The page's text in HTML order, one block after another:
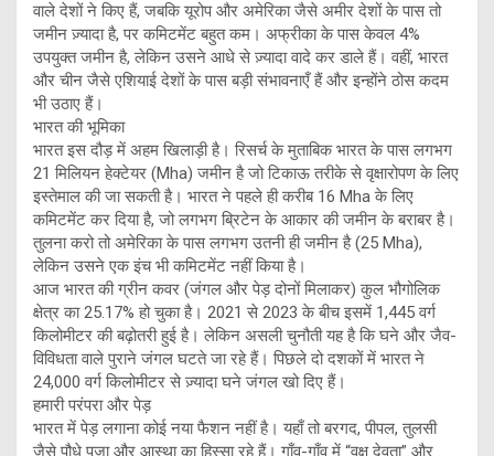
वाले देशों ने किए हैं, जबकि यूरोप और अमेरिका जैसे अमीर देशों के पास तो
जमीन ज़्यादा है, पर कमिटमेंट बहुत कम। अफ्रीका के पास केवल 4%
उपयुक्त जमीन है, लेकिन उसने आधे से ज़्यादा वादे कर डाले हैं। वहीं, भारत
और चीन जैसे एशियाई देशों के पास बड़ी संभावनाएँ हैं और इन्होंने ठोस कदम
भी उठाए हैं।
भारत की भूमिका
भारत इस दौड़ में अहम खिलाड़ी है। रिसर्च के मुताबिक भारत के पास लगभग
21 मिलियन हेक्टेयर (Mha) जमीन है जो टिकाऊ तरीके से वृक्षारोपण के लिए
इस्तेमाल की जा सकती है। भारत ने पहले ही करीब 16 Mha के लिए
कमिटमेंट कर दिया है, जो लगभग ब्रिटेन के आकार की जमीन के बराबर है।
तुलना करो तो अमेरिका के पास लगभग उतनी ही जमीन है (25 Mha),
लेकिन उसने एक इंच भी कमिटमेंट नहीं किया है।
आज भारत की ग्रीन कवर (जंगल और पेड़ दोनों मिलाकर) कुल भौगोलिक
क्षेत्र का 25.17% हो चुका है। 2021 से 2023 के बीच इसमें 1,445 वर्ग
किलोमीटर की बढ़ोतरी हुई है। लेकिन असली चुनौती यह है कि घने और जैव-
विविधता वाले पुराने जंगल घटते जा रहे हैं। पिछले दो दशकों में भारत ने
24,000 वर्ग किलोमीटर से ज़्यादा घने जंगल खो दिए हैं।
हमारी परंपरा और पेड़
भारत में पेड़ लगाना कोई नया फैशन नहीं है। यहाँ तो बरगद, पीपल, तुलसी